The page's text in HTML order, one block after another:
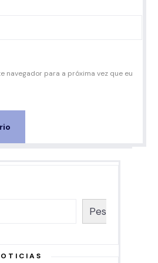
navegador para a próxima vez que eu
Pesquisar